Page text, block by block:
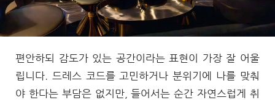
편안하되 감도가 있는 공간이라는 표현이 가장 잘 어울
립니다. 드레스 코드를 고민하거나 분위기에 나를 맞춰
야 한다는 부담은 없지만, 들어서는 순간 자연스럽게 취